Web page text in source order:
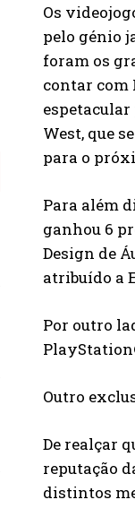
Os
pelo génio
foram os
contar com
West, que
para o
Para além
ganhou 6
Design de
atribuído a
Por outro
Outro
De realçar
reputação
distintos